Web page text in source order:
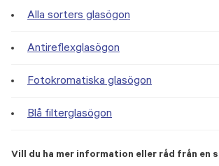
Alla sorters glasögon
Antireflexglasögon
Fotokromatiska glasögon
Blå filterglasögon
Vill du ha mer information eller råd från en